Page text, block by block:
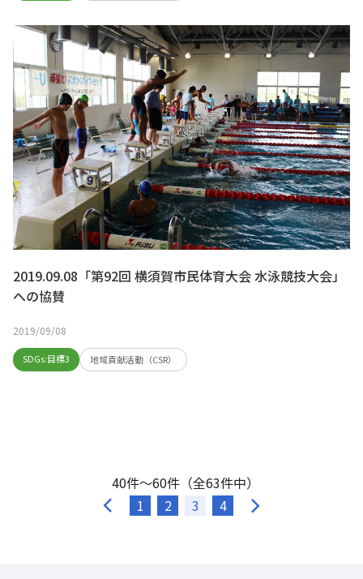
2019.09.08「第92回 横須賀市民体育大会 水泳競技大会」
への協賛
2019/09/08
SDGs:目標3 地域貢献活動（CSR）
40件～60件（全63件中）
1
2 3 4